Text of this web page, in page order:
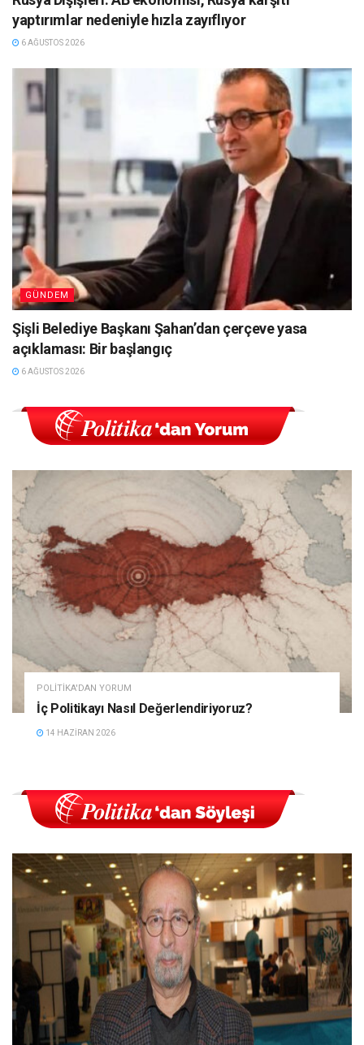
yaptırımlar nedeniyle hızla zayıflıyor
6 AĞUSTOS 2026
GÜNDEM
Şişli Belediye Başkanı Şahan’dan çerçeve yasa
açıklaması: Bir başlangıç
6 AĞUSTOS 2026
POLITIKA'DAN YORUM
İç Politikayı Nasıl Değerlendiriyoruz?
14 HAZIRAN 2026